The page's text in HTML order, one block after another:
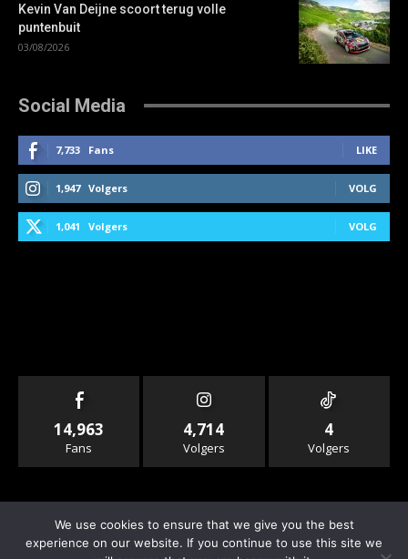
Kevin Van Deijne scoort terug volle
puntenbuit
03/08/2026
Social Media
7,733 Fans LIKE
1,947 Volgers VOLG
1,041 Volgers VOLG
14,963
Fans
4,714
Volgers
4
Volgers
We use cookies to ensure that we give you the best
experience on our website. If you continue to use this site we